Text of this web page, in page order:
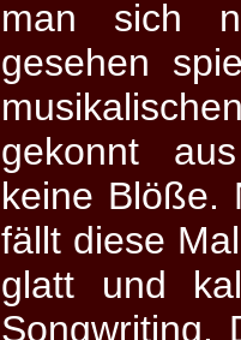
man sich
gesehen
gekonnt
keine Blöße.
fällt diese
glatt und
Songwriting.